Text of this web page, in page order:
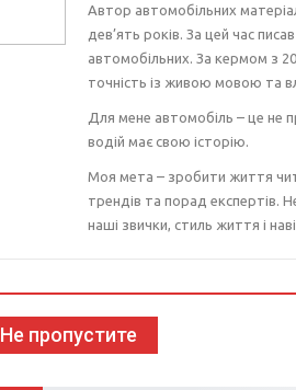
Автор автомобільних
дев’ять років. За цей час
автомобільних. За кермом з
точність із живою мовою та
Для мене автомобіль – це не
водій має свою історію.
Моя мета – зробити життя
трендів та порад експертів.
наші звички, стиль життя і
Не пропустите